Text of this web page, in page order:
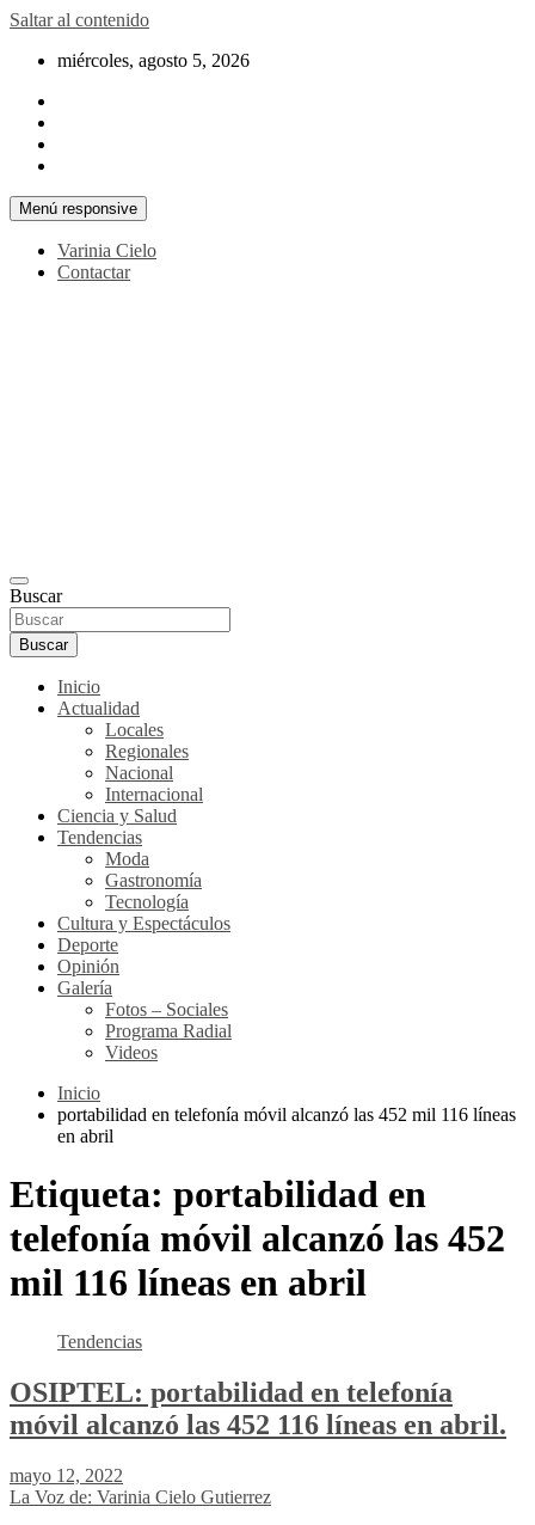
Saltar al contenido
miércoles, agosto 5, 2026
Menú responsive
Varinia Cielo
Contactar
Buscar
Buscar
Inicio
Actualidad
Locales
Regionales
Nacional
Internacional
Ciencia y Salud
Tendencias
Moda
Gastronomía
Tecnología
Cultura y Espectáculos
Deporte
Opinión
Galería
Fotos – Sociales
Programa Radial
Videos
Inicio
portabilidad en telefonía móvil alcanzó las 452 mil 116 líneas
en abril
Etiqueta: portabilidad en
telefonía móvil alcanzó las 452
mil 116 líneas en abril
Tendencias
OSIPTEL: portabilidad en telefonía
móvil alcanzó las 452 116 líneas en abril.
mayo 12, 2022
La Voz de: Varinia Cielo Gutierrez